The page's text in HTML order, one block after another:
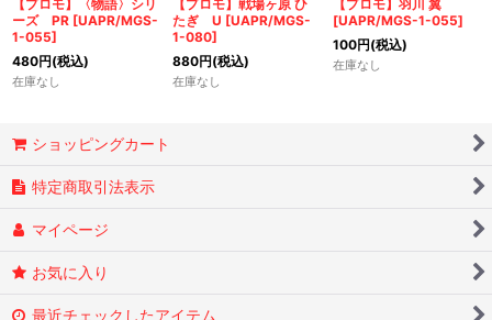
【プロモ】〈物語〉シリ
ーズ PR [UAPR/MGS-
1-055]
480円(税込)
在庫なし
【プロモ】戦場ヶ原 ひ
たぎ U [UAPR/MGS-
1-080]
880円(税込)
在庫なし
【プロモ】羽川 翼
[UAPR/MGS-1-055]
100円(税込)
在庫なし
ショッピングカート
特定商取引法表示
マイページ
お気に入り
最近チェックしたアイテム